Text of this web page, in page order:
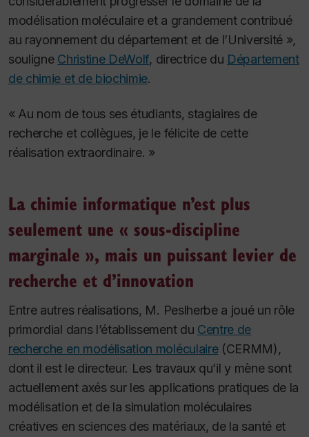
modélisation moléculaire et a grandement contribué
au rayonnement du département et de l’Université »,
souligne Christine DeWolf, directrice du Département
de chimie et de biochimie.
« Au nom de tous ses étudiants, stagiaires de
recherche et collègues, je le félicite de cette
réalisation extraordinaire. »
La chimie informatique n’est plus
seulement une « sous-discipline
marginale », mais un puissant levier de
recherche et d’innovation
Entre autres réalisations, M. Peslherbe a joué un rôle
primordial dans l’établissement du Centre de
recherche en modélisation moléculaire(CERMM),
dont il est le directeur. Les travaux qu’il y mène sont
actuellement axés sur les applications pratiques de la
modélisation et de la simulation moléculaires
créatives en sciences des matériaux, de la santé et